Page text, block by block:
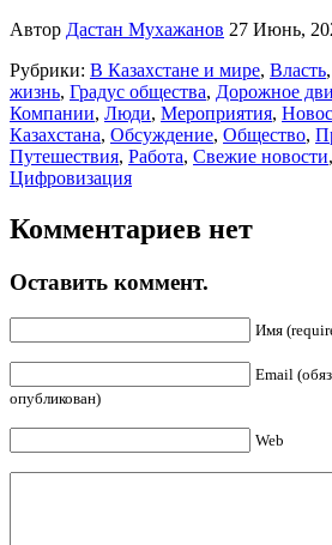
Автор Дастан Мухажанов 27 Июнь,
Рубрики: В Казахстане и мире, Власть,
жизнь, Градус общества, Дорожное
Компании, Люди, Мероприятия,
Казахстана, Обсуждение, Общество,
Путешествия, Работа, Свежие новости,
Цифровизация
Комментариев нет
Оставить коммент.
Имя
Email
опубликован)
Web